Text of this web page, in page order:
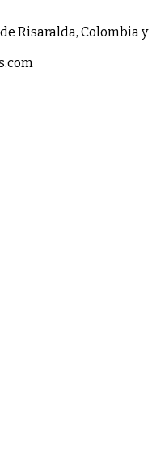
Risaralda, Colombia y